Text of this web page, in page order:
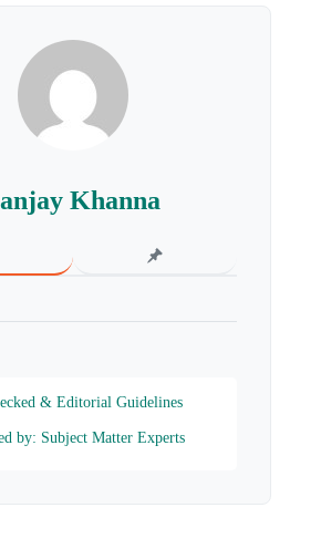
Khanna
& Editorial Guidelines
by: Subject Matter Experts